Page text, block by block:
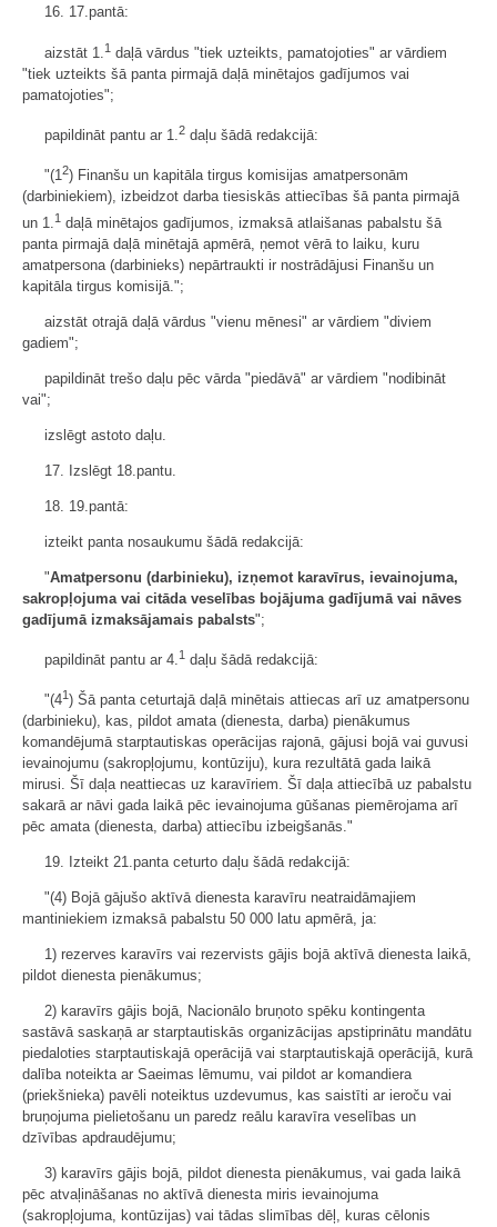
16. 17.pantā:
aizstāt 1. 1 daļā vārdus "tiek uzteikts, pamatojoties" ar vārdiem
"tiek uzteikts šā panta pirmajā daļā minētajos gadījumos vai
pamatojoties";
papildināt pantu ar 1. 2 daļu šādā redakcijā:
"(12) Finanšu un kapitāla tirgus komisijas amatpersonām
(darbiniekiem), izbeidzot darba tiesiskās attiecības šā panta pirmajā
un 1. 1 daļā minētajos gadījumos, izmaksā atlaišanas pabalstu šā
panta pirmajā daļā minētajā apmērā, ņemot vērā to laiku, kuru
amatpersona (darbinieks) nepārtraukti ir nostrādājusi Finanšu un
kapitāla tirgus komisijā.";
aizstāt otrajā daļā vārdus "vienu mēnesi" ar vārdiem "diviem
gadiem";
papildināt trešo daļu pēc vārda "piedāvā" ar vārdiem "nodibināt
vai";
izslēgt astoto daļu.
17. Izslēgt 18.pantu.
18. 19.pantā:
izteikt panta nosaukumu šādā redakcijā:
"Amatpersonu (darbinieku), izņemot karavīrus, ievainojuma,
sakropļojuma vai citāda veselības bojājuma gadījumā vai nāves
gadījumā izmaksājamais pabalsts";
papildināt pantu ar 4. 1 daļu šādā redakcijā:
"(41) Šā panta ceturtajā daļā minētais attiecas arī uz amatpersonu
(darbinieku), kas, pildot amata (dienesta, darba) pienākumus
komandējumā starptautiskas operācijas rajonā, gājusi bojā vai guvusi
ievainojumu (sakropļojumu, kontūziju), kura rezultātā gada laikā
mirusi. Šī daļa neattiecas uz karavīriem. Šī daļa attiecībā uz pabalstu
sakarā ar nāvi gada laikā pēc ievainojuma gūšanas piemērojama arī
pēc amata (dienesta, darba) attiecību izbeigšanās."
19. Izteikt 21.panta ceturto daļu šādā redakcijā:
"(4) Bojā gājušo aktīvā dienesta karavīru neatraidāmajiem
mantiniekiem izmaksā pabalstu 50 000 latu apmērā, ja:
1) rezerves karavīrs vai rezervists gājis bojā aktīvā dienesta laikā,
pildot dienesta pienākumus;
2) karavīrs gājis bojā, Nacionālo bruņoto spēku kontingenta
sastāvā saskaņā ar starptautiskās organizācijas apstiprinātu mandātu
piedaloties starptautiskajā operācijā vai starptautiskajā operācijā, kurā
dalība noteikta ar Saeimas lēmumu, vai pildot ar komandiera
(priekšnieka) pavēli noteiktus uzdevumus, kas saistīti ar ieroču vai
bruņojuma pielietošanu un paredz reālu karavīra veselības un
dzīvības apdraudējumu;
3) karavīrs gājis bojā, pildot dienesta pienākumus, vai gada laikā
pēc atvaļināšanas no aktīvā dienesta miris ievainojuma
(sakropļojuma, kontūzijas) vai tādas slimības dēļ, kuras cēlonis